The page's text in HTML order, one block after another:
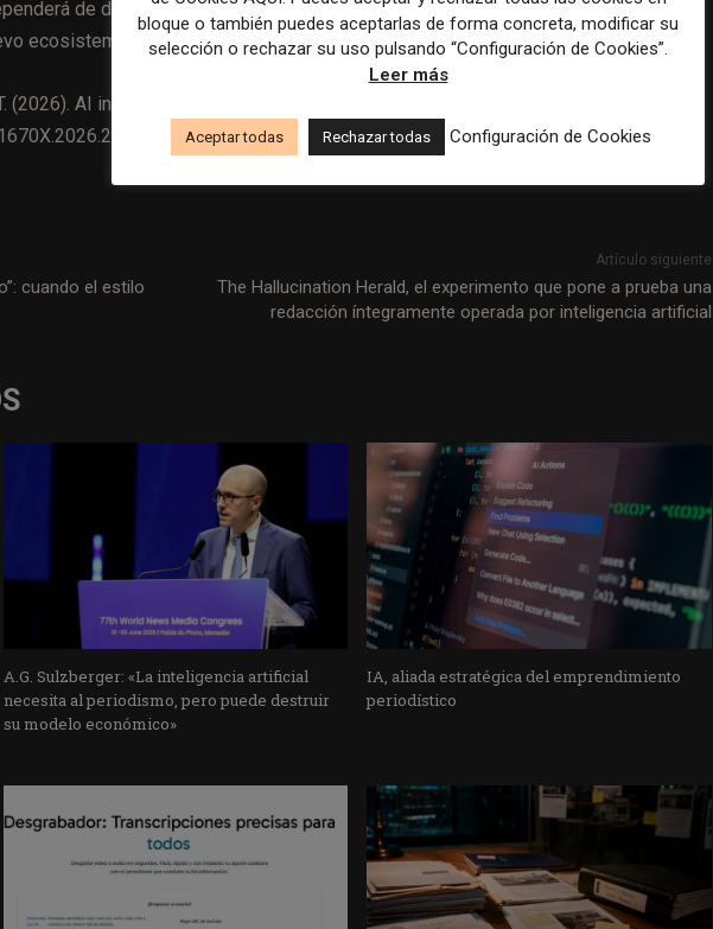
de decisiones estratégicas de las propias organizaciones y del
ecosistema informativo.
(2026). AI in Media Consumption: Charting the Futures of Journalism.
cuando el estilo
Artículo siguiente
The Hallucination Herald, el experimento que pone a prueba una
redacción íntegramente operada por inteligencia artificial
A.G. Sulzberger: «La inteligencia artificial
necesita al periodismo, pero puede destruir
su modelo económico»
IA, aliada estratégica del emprendimiento
periodístico
bloque o también puedes aceptarlas de forma concreta, modificar su
selección o rechazar su uso pulsando “Configuración de Cookies”.
Leer más
Aceptar todas Rechazar todas Configuración de Cookies